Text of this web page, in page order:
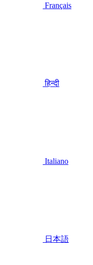
Français
हिन्दी
Italiano
日本語